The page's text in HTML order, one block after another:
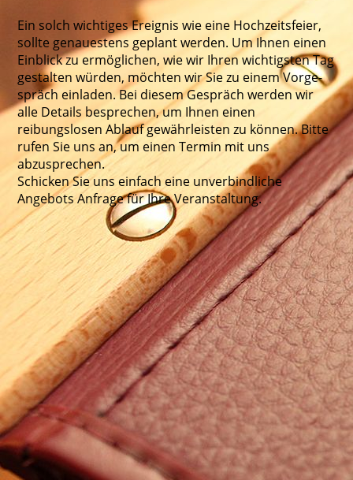
Ein solch wichtiges Ereignis wie eine Hochzeitsfeier,
sollte genauestens geplant werden. Um Ihnen einen
Einblick zu ermöglichen, wie wir Ihren wichtigsten Tag
gestalten würden, möchten wir Sie zu einem Vor­ge­
spräch einladen. Bei diesem Gespräch werden wir
alle Details besprechen, um Ihnen einen
reibungslosen Ablauf gewährleisten zu können. Bitte
rufen Sie uns an, um einen Termin mit uns
abzusprechen.
Schicken Sie uns einfach eine unverbindliche
Angebots­ Anfrage für Ihre Veranstaltung.